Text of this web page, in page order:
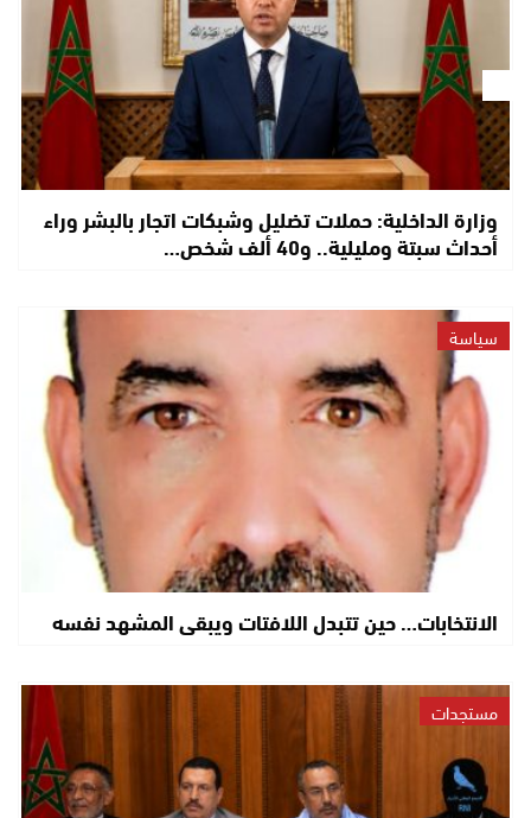
وزارة الداخلية: حملات تضليل وشبكات اتجار بالبشر وراء
أحداث سبتة ومليلية.. و40 ألف شخص…
سياسة
الانتخابات… حين تتبدل اللافتات ويبقى المشهد نفسه
مستجدات